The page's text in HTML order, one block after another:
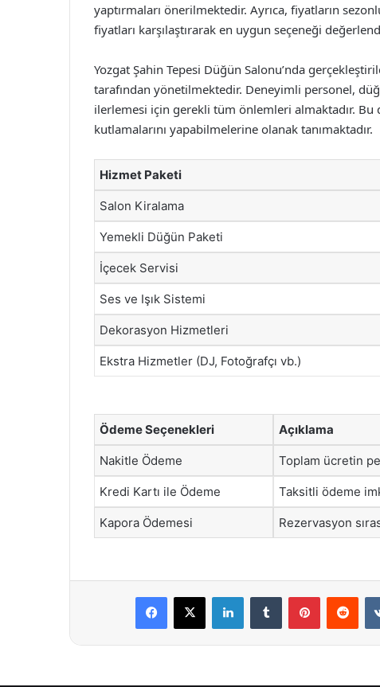
yaptırmaları önerilmektedir. Ayrıca, fiyatların
fiyatları karşılaştırarak en uygun seçeneği
Yozgat Şahin Tepesi Düğün Salonu’nda
tarafından yönetilmektedir. Deneyimli personel,
ilerlemesi için gerekli tüm önlemleri almaktadır.
kutlamalarını yapabilmelerine olanak tanımaktadır.
Hizmet Paketi
Salon Kiralama
Yemekli Düğün Paketi
İçecek Servisi
Ses ve Işık Sistemi
Dekorasyon Hizmetleri
Ekstra Hizmetler (DJ, Fotoğrafçı vb.)
Ödeme Seçenekleri Açıklama
Nakitle Ödeme Toplam ücretin
Kredi Kartı ile Ödeme Taksitli ödeme
Kapora Ödemesi Rezervasyon
Facebook
X LinkedInTumblr Pinterest